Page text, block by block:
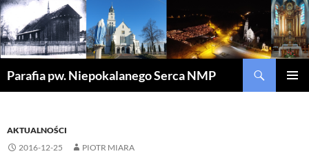
Parafia pw. Niepokalanego Serca NMP
AKTUALNOŚCI
2016-12-25
PIOTR MIARA